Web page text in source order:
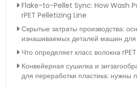
Flake-to-Pellet Sync: How Wash
rPET Pelletizing Line
Скрытые затраты производства:
изнашиваемых деталей машин для
Что определяет класс волокна
Конвейерная сушилка и
для переработки пластика: нужны